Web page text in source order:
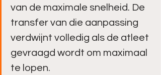
van de maximale snelheid. De
transfer van die aanpassing
verdwijnt volledig als de atleet
gevraagd wordt om maximaal
te lopen.